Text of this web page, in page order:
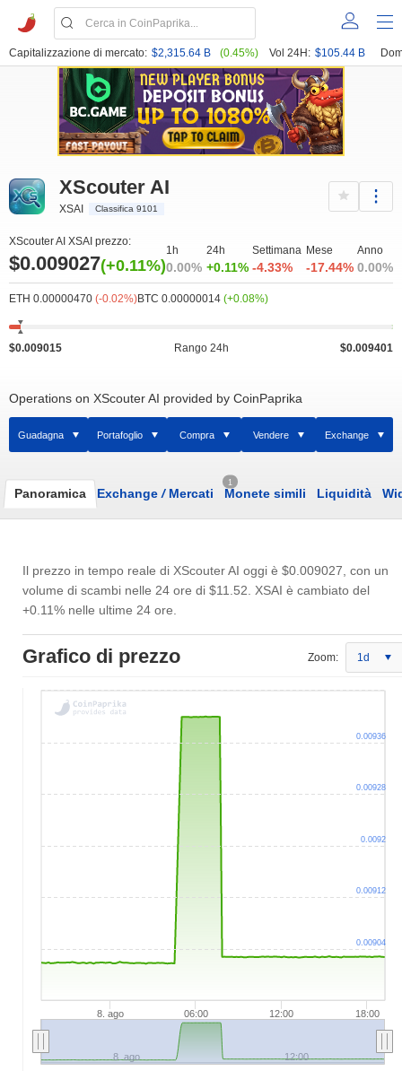
Capitalizzazione di mercato: $2,315.64 B (0.45%) Vol 24H: $105.44 B
XScouter AI
XSAI Classifica 9101
XScouter AI XSAI prezzo:
$0.009027(+0.11%)
1h
0.00%
24h
+0.11%
Settimana
-4.33%
Mese
-17.44%
Anno
0.00%
ETH 0.00000470 (-0.02%)BTC 0.00000014 (+0.08%)
$0.009015 Rango 24h $0.009401
Operations on XScouter AI provided by CoinPaprika
Guadagna Portafoglio Compra Vendere Exchange
Panoramica Exchange /Mercati
1
Monete simili Liquidità
Il prezzo in tempo reale di XScouter AI oggi è $0.009027 , con un
volume di scambi nelle 24 ore di $11.52 . XSAI è cambiato del
+0.11% nelle ultime 24 ore.
Grafico di prezzo Zoom: 1d
8. ago 06:00 12:00 18:00
8. ago 12:00
0.00904
0.00912
0.0092
0.00928
0.00936